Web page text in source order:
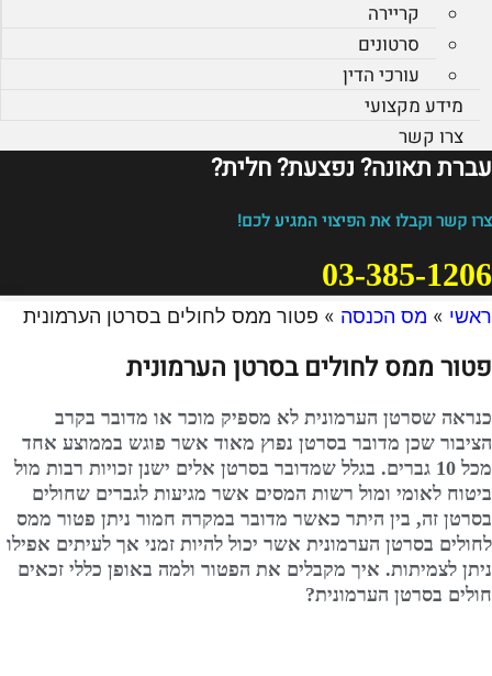
קריירה
סרטונים
עורכי הדין
מידע מקצועי
צרו קשר
עברת תאונה? נפצעת? חלית?​
צרו קשר וקבלו את הפיצוי המגיע לכם!
03-385-1206
ראשי » מס הכנסה » פטור ממס לחולים בסרטן הערמונית
פטור ממס לחולים בסרטן הערמונית
כנראה שסרטן הערמונית לא מספיק מוכר או מדובר בקרב
הציבור שכן מדובר בסרטן נפוץ מאוד אשר פוגש בממוצע אחד
מכל 10 גברים. בגלל שמדובר בסרטן אלים ישנן זכויות רבות מול
ביטוח לאומי ומול רשות המסים אשר מגיעות לגברים שחולים
בסרטן זה, בין היתר כאשר מדובר במקרה חמור ניתן פטור ממס
לחולים בסרטן הערמונית אשר יכול להיות זמני אך לעיתים אפילו
ניתן לצמיתות. איך מקבלים את הפטור ולמה באופן כללי זכאים
חולים בסרטן הערמונית?